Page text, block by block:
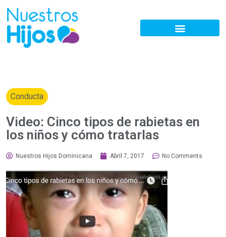
Conducta
Video: Cinco tipos de rabietas en
los niños y cómo tratarlas
Nuestros Hijos Dominicana Abril 7, 2017 No Comments